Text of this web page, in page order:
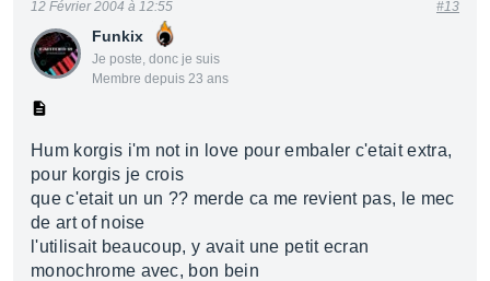
Funkix
Je poste, donc je suis
Membre depuis 23 ans
12 Février 2004 à 12:55 #13
Hum korgis i'm not in love pour embaler c'etait extra,
pour korgis je crois
que c'etait un un ?? merde ca me revient pas, le mec
de art of noise
l'utilisait beaucoup, y avait une petit ecran
monochrome avec, bon bein